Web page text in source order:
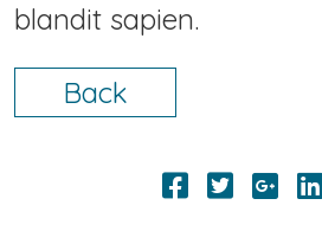
blandit sapien.
Back